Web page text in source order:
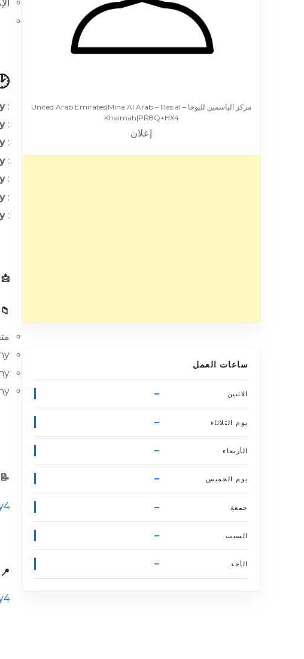
مركز الياسمين لليوجا – United Arab Emirates|Mina Al Arab – Ras al
Khaimah|PR8Q+HX4
إعلان
ساعات العمل
الاثنين –
يوم الثلاثاء –
الأربعاء –
يوم الخميس –
جمعة –
السبت –
الأحد –
:
:
:
:
:
:
:
📩
📝